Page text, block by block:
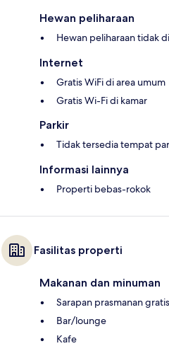
Hewan peliharaan
Hewan peliharaan tidak
Internet
Gratis WiFi di area umum
Gratis Wi-Fi di kamar
Parkir
Tidak tersedia tempat
Informasi lainnya
Properti bebas-rokok
Fasilitas properti
Makanan dan minuman
Sarapan prasmanan
Bar/lounge
Kafe